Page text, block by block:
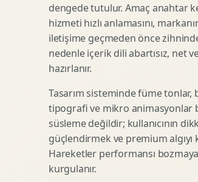
Uluslararasi SEO
SEO Icerik Stratejisi
Schema Markup Optimizasyonu
3D Karakter
3D Stand
3D Sosyal
3D
Premium Ambalaj Tasarimi
Etiket Tasarimi
Kutu Tasarimi
Raf Gorunurlugu
Gida Ambalaj Tasarimi
Afis Tasarimi
Brosur
Sosyal
Sunum
dengede tutulur. Amaç anahtar
hizmeti hızlı anlamasını,
iletişime geçmeden önce
nedenle içerik dili abartısız, net
hazırlanır.
Tasarım sisteminde füme
tipografi ve mikro animasyonlar
süsleme değildir; kullanıcının
güçlendirmek ve premium
Hareketler performansı
kurgulanır.